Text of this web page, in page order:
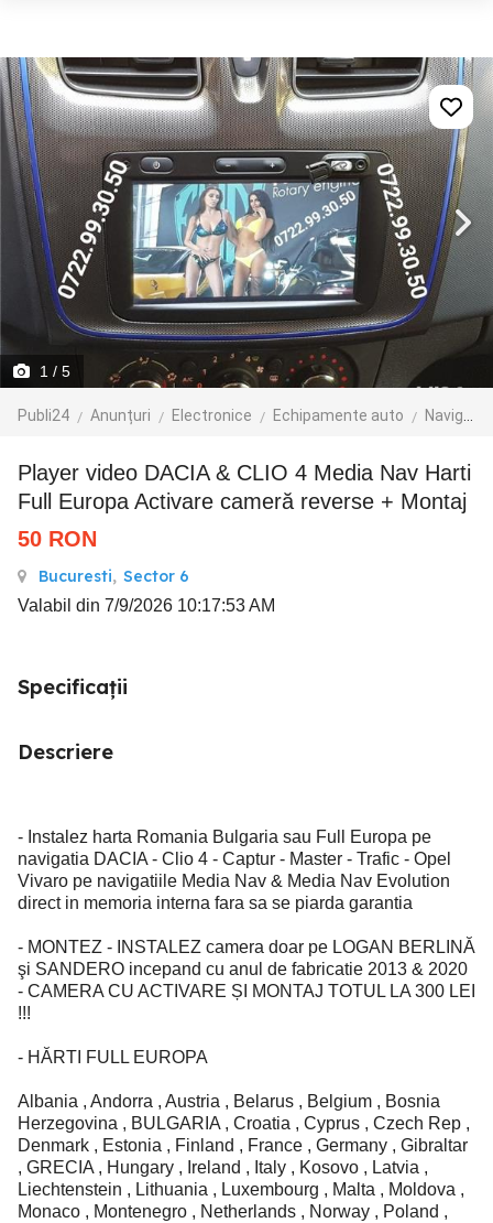
1 / 5
Publi24 Anunțuri Electronice Echipamente auto Navigatie GPS
Player video DACIA & CLIO 4 Media Nav Harti
Full Europa Activare cameră reverse + Montaj
50 RON
Bucuresti, Sector 6
Valabil din 7/9/2026 10:17:53 AM
Specificații
Descriere
- Instalez harta Romania Bulgaria sau Full Europa pe
navigatia DACIA - Clio 4 - Captur - Master - Trafic - Opel
Vivaro pe navigatiile Media Nav & Media Nav Evolution
direct in memoria interna fara sa se piarda garantia
- MONTEZ - INSTALEZ camera doar pe LOGAN BERLINĂ
şi SANDERO incepand cu anul de fabricatie 2013 & 2020
- CAMERA CU ACTIVARE ȘI MONTAJ TOTUL LA 300 LEI
!!!
- HĂRTI FULL EUROPA
Albania , Andorra , Austria , Belarus , Belgium , Bosnia
Herzegovina , BULGARIA , Croatia , Cyprus , Czech Rep ,
Denmark , Estonia , Finland , France , Germany , Gibraltar
, GRECIA , Hungary , Ireland , Italy , Kosovo , Latvia ,
Liechtenstein , Lithuania , Luxembourg , Malta , Moldova ,
Monaco , Montenegro , Netherlands , Norway , Poland ,